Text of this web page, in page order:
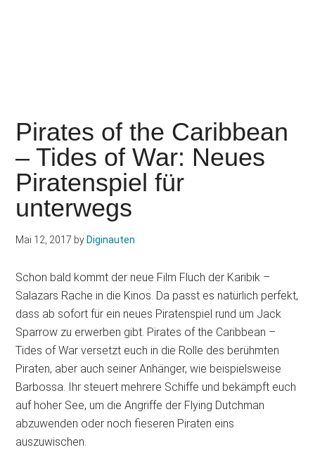
Pirates of the Caribbean
– Tides of War: Neues
Piratenspiel für
unterwegs
Mai 12, 2017 by Diginauten
Schon bald kommt der neue Film Fluch der Karibik –
Salazars Rache in die Kinos. Da passt es natürlich perfekt,
dass ab sofort für ein neues Piratenspiel rund um Jack
Sparrow zu erwerben gibt. Pirates of the Caribbean –
Tides of War versetzt euch in die Rolle des berühmten
Piraten, aber auch seiner Anhänger, wie beispielsweise
Barbossa. Ihr steuert mehrere Schiffe und bekämpft euch
auf hoher See, um die Angriffe der Flying Dutchman
abzuwenden oder noch fieseren Piraten eins
auszuwischen.